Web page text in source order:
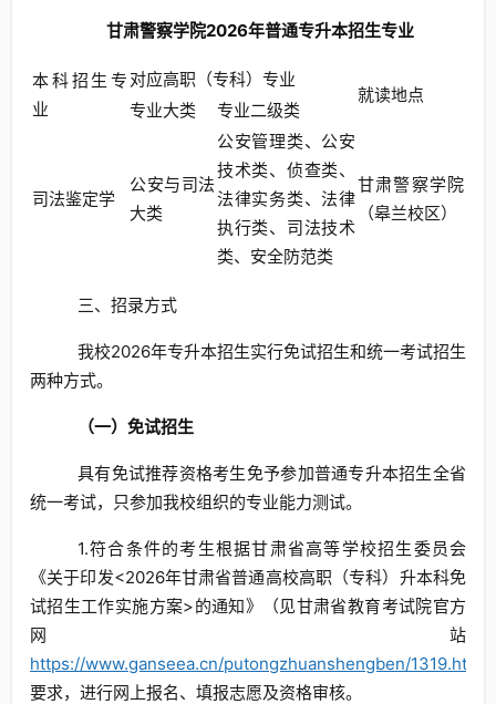
甘肃警察学院2026年普通专升本招生专业
本科招生专
业
对应高职（专科）专业
就读地点
专业大类 专业二级类
司法鉴定学
公安与司法
大类
公安管理类、公安
技术类、侦查类、
法律实务类、法律
执行类、司法技术
类、安全防范类
甘肃警察学院
（皋兰校区）
三、招录方式
我校2026年专升本招生实行免试招生和统一考试招生
两种方式。
（一）免试招生
具有免试推荐资格考生免予参加普通专升本招生全省
统一考试，只参加我校组织的专业能力测试。
1.符合条件的考生根据甘肃省高等学校招生委员会
《关于印发<2026年甘肃省普通高校高职（专科）升本科免
试招生工作实施方案>的通知》（见甘肃省教育考试院官方
网站
https://www.ganseea.cn/putongzhuanshengben/1319.html
要求，进行网上报名、填报志愿及资格审核。